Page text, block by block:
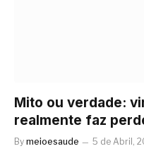
Mito ou verdade:
realmente faz
By meioesaude 5 de Abril,